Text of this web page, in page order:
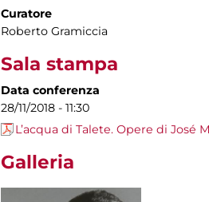
Curatore
Roberto Gramiccia
Sala stampa
Data conferenza
28/11/2018 - 11:30
L’acqua di Talete. Opere di José
Galleria